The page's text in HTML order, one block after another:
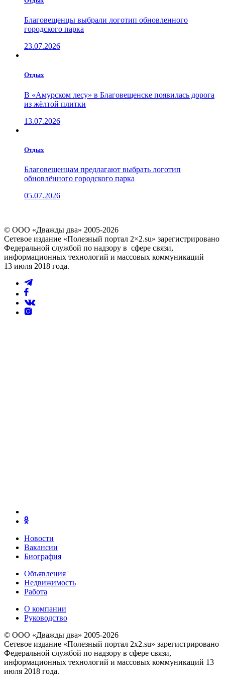
Благовещенцы выбрали логотип обновленного
городского парка
23.07.2026
Отдых
В «Амурском лесу» в Благовещенске появилась дорога
из жёлтой плитки
13.07.2026
Отдых
Благовещенцам предлагают выбрать логотип
обновлённого городского парка
05.07.2026
© ООО «Дважды два» 2005-2026
Сетевое издание «Полезный портал 2×2.su» зарегистрировано
Федеральной службой по надзору в сфере связи,
информационных технологий и массовых коммуникаций
13 июля 2018 года.
Новости
Вакансии
Биография
Объявления
Недвижимость
Работа
О компании
Руководство
© ООО «Дважды два» 2005-2026
Сетевое издание «Полезный портал 2x2.su» зарегистрировано
Федеральной службой по надзору в сфере связи,
информационных технологий и массовых коммуникаций 13
июля 2018 года.